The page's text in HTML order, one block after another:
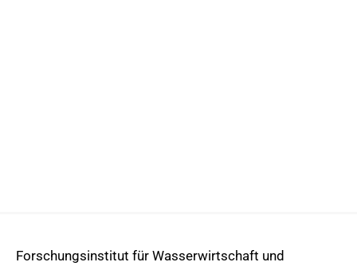
Forschungsinstitut für Wasserwirtschaft und